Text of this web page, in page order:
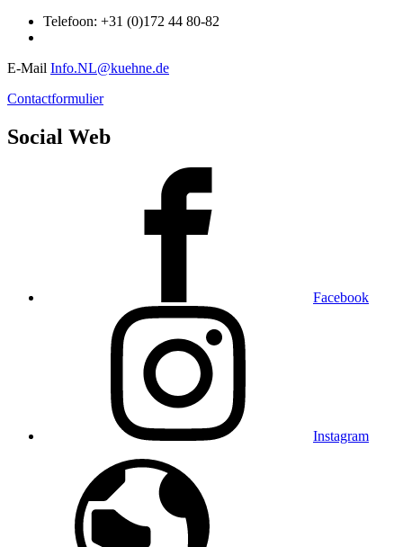
Telefoon: +31 (0)172 44 80-82
E-Mail Info.NL@kuehne.de
Contactformulier
Social Web
Facebook
Instagram